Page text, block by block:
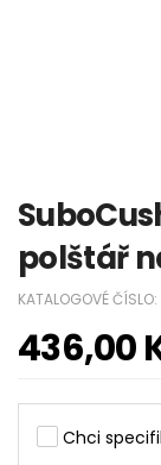
polštář
KATALOGOVÉ ČÍSLO:
436,00
Chci